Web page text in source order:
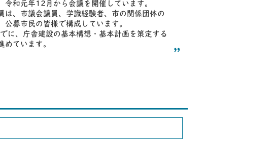
令和元年12月から会議を開催しています。
は、市議会議員、学識経験者、市の関係団体の
公募市民の皆様で構成しています。
に、庁舎建設の基本構想・基本計画を策定する
めています。